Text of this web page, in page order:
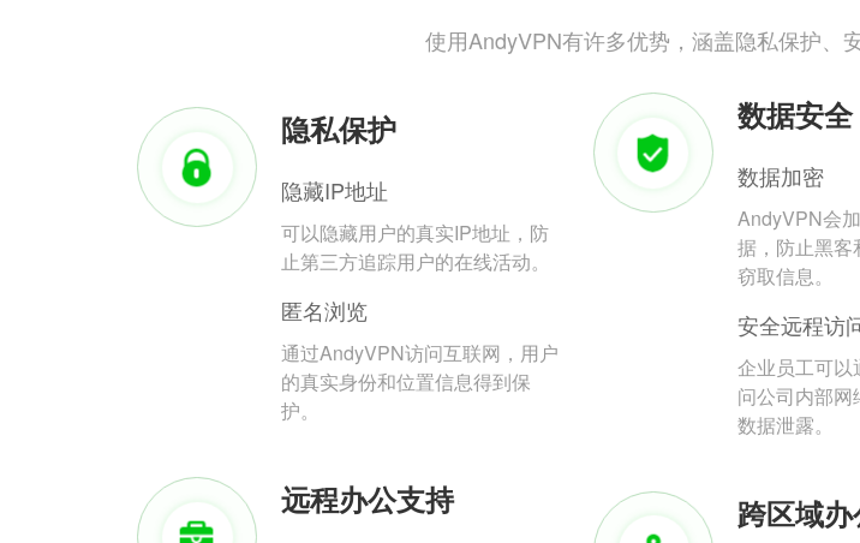
使用AndyVPN有许多优势，涵盖隐私保护、
隐私保护
隐藏IP地址
可以隐藏用户的真实IP地址，防
止第三方追踪用户的在线活动。
匿名浏览
通过AndyVPN访问互联网，用户
的真实身份和位置信息得到保
护。
数据安全
数据加密
AndyVPN会
据，防止黑客
窃取信息。
安全远程访
企业员工可
问公司内部
数据泄露。
远程办公支持 跨区域